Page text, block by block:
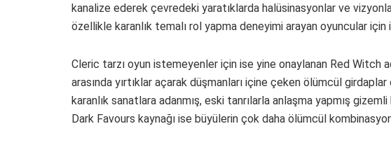
kanalize ederek çevredeki yaratıklarda halüsinasyonlar ve
özellikle karanlık temalı rol yapma deneyimi arayan oyuncular
Cleric tarzı oyun istemeyenler için ise yine onaylanan Red Witch
arasında yırtıklar açarak düşmanları içine çeken ölümcül
karanlık sanatlara adanmış, eski tanrılarla anlaşma yapmış
Dark Favours kaynağı ise büyülerin çok daha ölümcül